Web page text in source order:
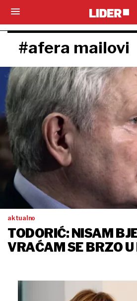
#afera mailovi
aktualno
TODORIĆ: NISAM
VRAĆAM SE BRZO U